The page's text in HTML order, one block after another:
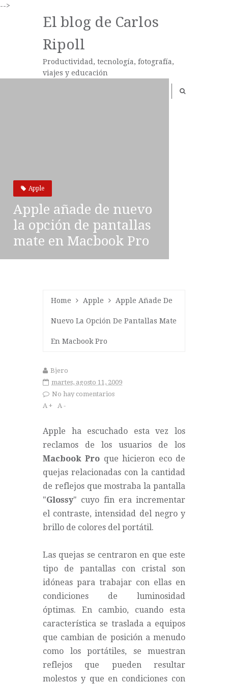
-->
El blog de Carlos
Ripoll
Productividad, tecnología, fotografía,
viajes y educación
Apple
Apple añade de nuevo
la opción de pantallas
mate en Macbook Pro
Home Apple Apple Añade De
Nuevo La Opción De Pantallas Mate
En Macbook Pro
Bjero
martes, agosto 11, 2009
No hay comentarios
A +
A -
Apple ha escuchado esta vez los
reclamos de los usuarios de los
Macbook Pro que hicieron eco de
quejas relacionadas con la cantidad
de reflejos que mostraba la pantalla
"Glossy" cuyo fin era incrementar
el contraste, intensidad del negro y
brillo de colores del portátil.
Las quejas se centraron en que este
tipo de pantallas con cristal son
idóneas para trabajar con ellas en
condiciones de luminosidad
óptimas. En cambio, cuando esta
característica se traslada a equipos
que cambian de posición a menudo
como los portátiles, se muestran
reflejos que pueden resultar
molestos y que en condiciones con